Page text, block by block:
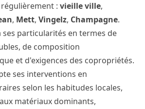
: vieille ville,
, Mett, Vingelz, Champagne.
ses particularités en termes de
de composition
et d'exigences des copropriétés.
ses interventions en
selon les habitudes locales,
matériaux dominants,